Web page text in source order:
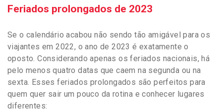
Feriados prolongados de 2023
Se o calendário acabou não sendo tão amigável para os
viajantes em 2022, o ano de 2023 é exatamente o
oposto. Considerando apenas os feriados nacionais, há
pelo menos quatro datas que caem na segunda ou na
sexta. Esses feriados prolongados são perfeitos para
quem quer sair um pouco da rotina e conhecer lugares
diferentes: